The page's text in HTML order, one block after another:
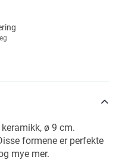
ø 9 cm.
formene er perfekte
mye mer.